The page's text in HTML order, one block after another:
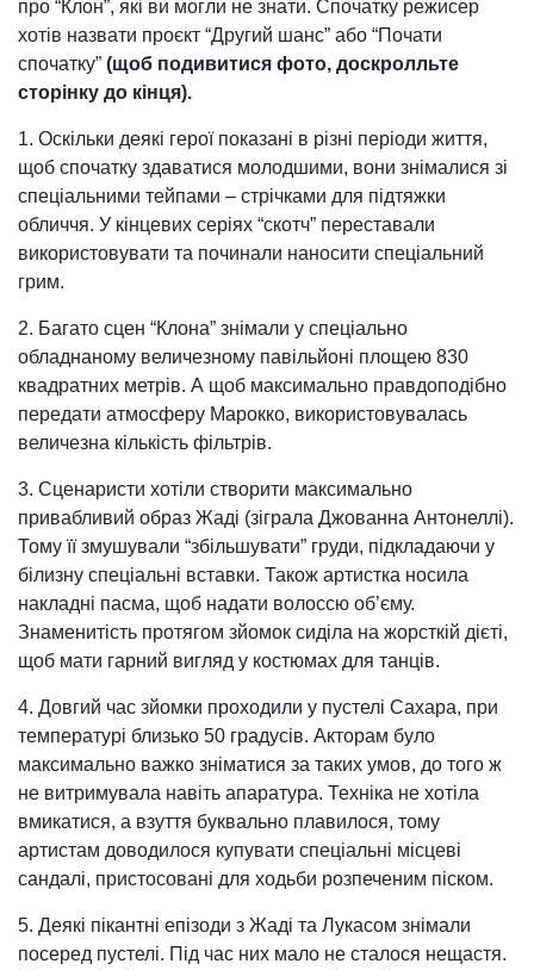
про “Клон”, які ви могли не знати. Спочатку режисер
хотів назвати проєкт “Другий шанс” або “Почати
спочатку” (щоб подивитися фото, доскролльте
сторінку до кінця).
1. Оскільки деякі герої показані в різні періоди життя,
щоб спочатку здаватися молодшими, вони знімалися зі
спеціальними тейпами – стрічками для підтяжки
обличчя. У кінцевих серіях “скотч” переставали
використовувати та починали наносити спеціальний
грим.
2. Багато сцен “Клона” знімали у спеціально
обладнаному величезному павільйоні площею 830
квадратних метрів. А щоб максимально правдоподібно
передати атмосферу Марокко, використовувалась
величезна кількість фільтрів.
3. Сценаристи хотіли створити максимально
привабливий образ Жаді (зіграла Джованна Антонеллі).
Тому її змушували “збільшувати” груди, підкладаючи у
білизну спеціальні вставки. Також артистка носила
накладні пасма, щоб надати волоссю об’єму.
Знаменитість протягом зйомок сиділа на жорсткій дієті,
щоб мати гарний вигляд у костюмах для танців.
4. Довгий час зйомки проходили у пустелі Сахара, при
температурі близько 50 градусів. Акторам було
максимально важко зніматися за таких умов, до того ж
не витримувала навіть апаратура. Техніка не хотіла
вмикатися, а взуття буквально плавилося, тому
артистам доводилося купувати спеціальні місцеві
сандалі, пристосовані для ходьби розпеченим піском.
5. Деякі пікантні епізоди з Жаді та Лукасом знімали
посеред пустелі. Під час них мало не сталося нещастя.